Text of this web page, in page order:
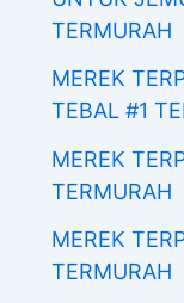
TERMURAH
MEREK
TEBAL #1
MEREK
TERMURAH
MEREK
TERMURAH